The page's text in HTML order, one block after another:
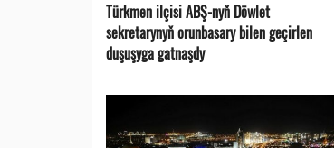
Türkmen ilçisi ABŞ-nyň Döwlet
sekretarynyň orunbasary bilen geçirlen
duşuşyga gatnaşdy